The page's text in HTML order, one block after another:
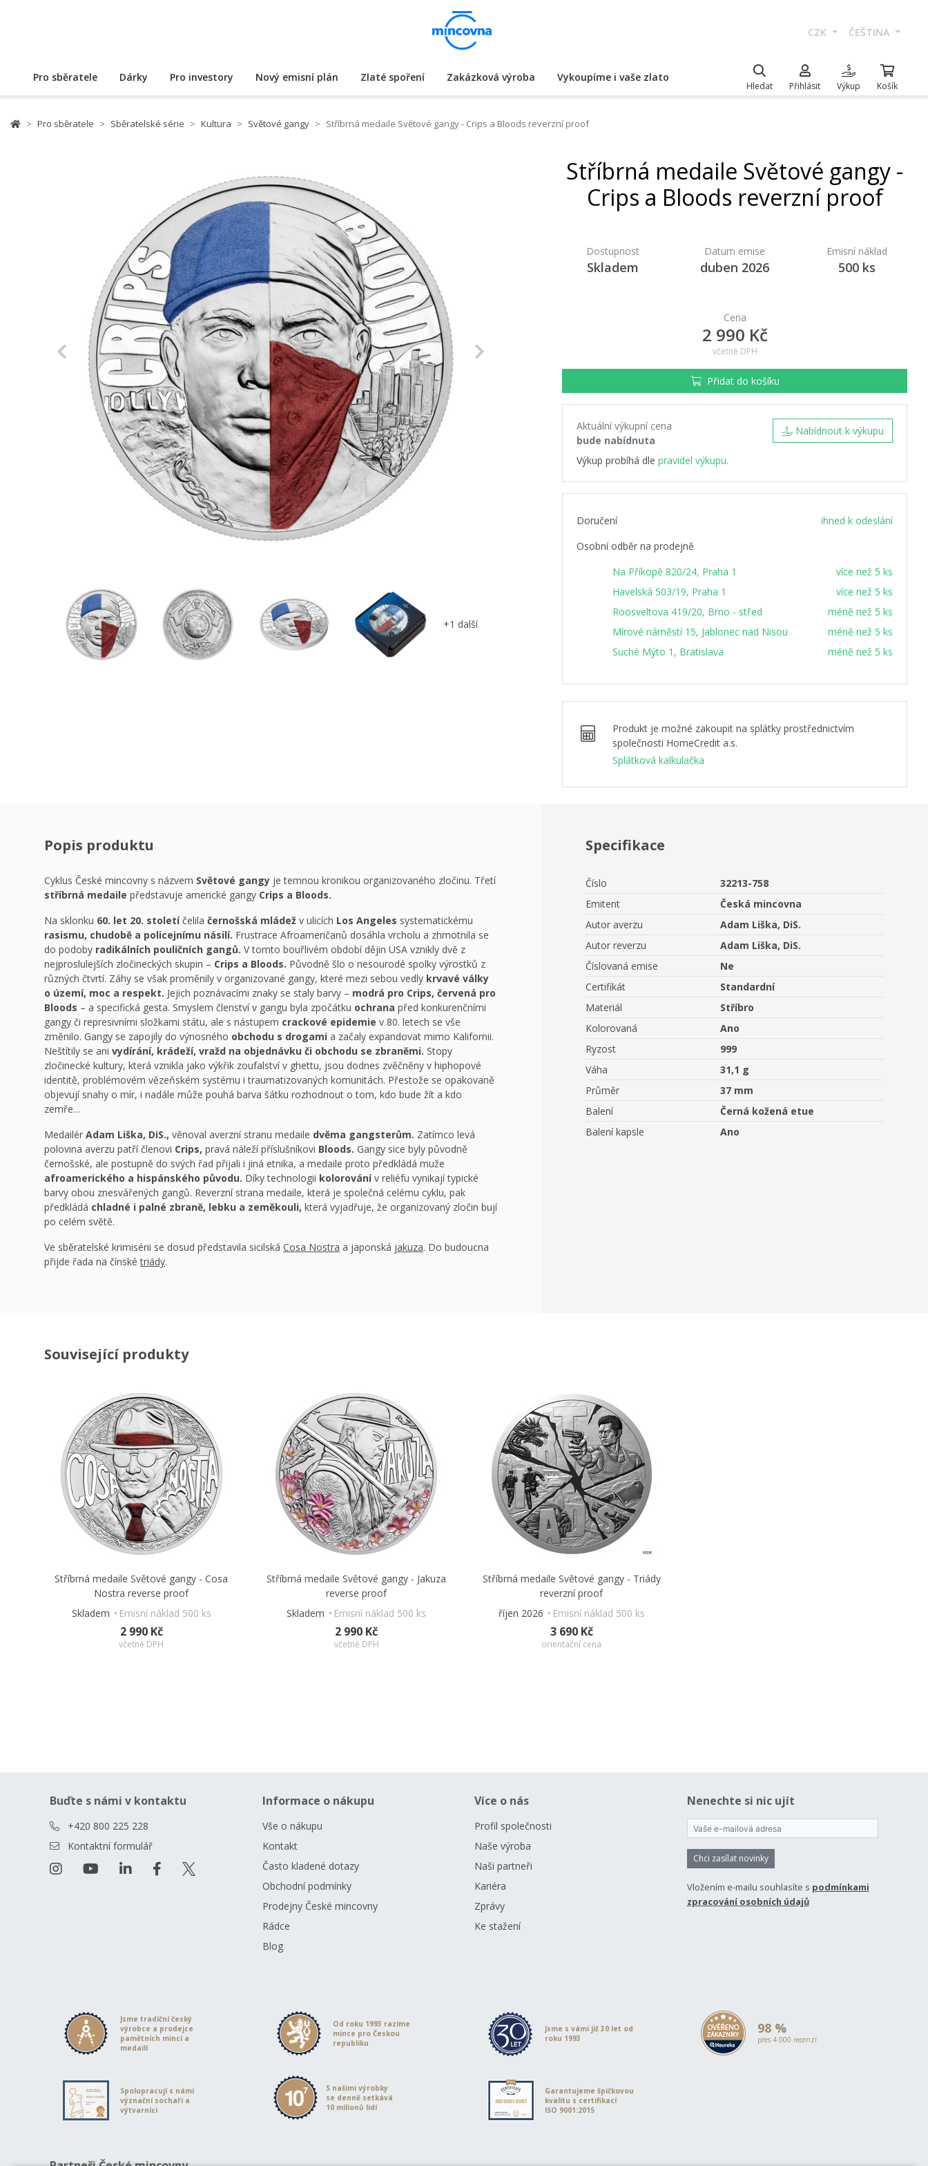
CZK ČEŠTINA
Pro sběratele Dárky Pro investory Nový emisní plán Zlaté spoření Zakázková výroba Vykoupíme i vaše zlato
Hledat Přihlásit Výkup Košík
Pro sběratele Sběratelské série Kultura Světové gangy Stříbrná medaile Světové gangy - Crips a Bloods reverzní proof
Previous
+1 další
Stříbrná medaile Světové gangy -
Crips a Bloods reverzní proof
Dostupnost
Skladem
Datum emise
duben 2026
Emisní náklad
500 ks
Cena
2 990 Kč
včetně DPH
Přidat do košíku
Aktuální výkupní cena
bude nabídnuta
Výkup probíhá dle pravidel výkupu.
Nabídnout k výkupu
Doručení
ihned k odeslání
Osobní odběr na prodejně
Na Příkopě 820/24, Praha 1
více než 5 ks
Havelská 503/19, Praha 1
více než 5 ks
Roosveltova 419/20, Brno - střed
méně než 5 ks
Mírové náměstí 15, Jablonec nad Nisou
méně než 5 ks
Suché Mýto 1, Bratislava
méně než 5 ks
Produkt je možné zakoupit na splátky prostřednictvím
společnosti HomeCredit a.s.
Splátková kalkulačka
Popis produktu
Cyklus České mincovny s názvem Světové gangy je temnou kronikou organizovaného zločinu. Třetí
stříbrná medaile představuje americké gangy Crips a Bloods.
Na sklonku 60. let 20. stoletíčelila černošská mládež v ulicích Los Angeles systematickému
rasismu, chudobě a policejnímu násilí. Frustrace Afroameričanů dosáhla vrcholu a zhmotnila se
do podoby radikálních pouličních gangů. V tomto bouřlivém období dějin USA vznikly dvě z
nejproslulejších zločineckých skupin – Crips a Bloods. Původně šlo o nesourodé spolky výrostků z
různých čtvrtí. Záhy se však proměnily v organizované gangy, které mezi sebou vedly krvavé války
o území, moc a respekt. Jejich poznávacími znaky se staly barvy – modrá pro Crips, červená pro
Bloods – a specifická gesta. Smyslem členství v gangu byla zpočátku ochrana před konkurenčními
gangy či represivními složkami státu, ale s nástupem crackové epidemie v 80. letech se vše
změnilo. Gangy se zapojily do výnosného obchodu s drogami a začaly expandovat mimo Kalifornii.
Neštítily se ani vydírání, krádeží, vražd na objednávku či obchodu se zbraněmi. Stopy
zločinecké kultury, která vznikla jako výkřik zoufalství v ghettu, jsou dodnes zvěčněny v hiphopové
identitě, problémovém vězeňském systému i traumatizovaných komunitách. Přestože se opakovaně
objevují snahy o mír, i nadále může pouhá barva šátku rozhodnout o tom, kdo bude žít a kdo
zemře…
Medailér Adam Liška, DiS., věnoval averzní stranu medaile dvěma gangsterům. Zatímco levá
polovina averzu patří členovi Crips, pravá náleží příslušníkovi Bloods. Gangy sice byly původně
černošské, ale postupně do svých řad přijali i jiná etnika, a medaile proto předkládá muže
afroamerického a hispánského původu. Díky technologii kolorovánív reliéfu vynikají typické
barvy obou znesvářených gangů. Reverzní strana medaile, která je společná celému cyklu, pak
předkládá chladné i palné zbraně, lebku a zeměkouli, která vyjadřuje, že organizovaný zločin bují
po celém světě.
Ve sběratelské krimisérii se dosud představila sicilská Cosa Nostra a japonská jakuza. Do budoucna
přijde řada na čínskétriády.
Specifikace
Číslo
32213-758
Emitent
Česká mincovna
Autor averzu
Adam Liška, DiS.
Autor reverzu
Adam Liška, DiS.
Číslovaná emise
Ne
Certifikát
Standardní
Materiál
Stříbro
Kolorovaná
Ano
Ryzost
999
Váha
31,1 g
Průměr
37 mm
Balení
Černá kožená etue
Balení kapsle
Ano
Související produkty
Stříbrná medaile Světové gangy - Cosa
Nostra reverse proof
Skladem
Emisní náklad 500 ks
2 990 Kč
včetně DPH
Stříbrná medaile Světové gangy - Jakuza
reverse proof
Skladem
Emisní náklad 500 ks
2 990 Kč
včetně DPH
Stříbrná medaile Světové gangy - Triády
reverzní proof
říjen 2026
Emisní náklad 500 ks
3 690 Kč
orientační cena
Buďte s námi v kontaktu
+420 800 225 228
Kontaktní formulář
Informace o nákupu
Vše o nákupu
Kontakt
Často kladené dotazy
Obchodní podmínky
Prodejny České mincovny
Rádce
Blog
Více o nás
Profil společnosti
Naše výroba
Naši partneři
Kariéra
Zprávy
Ke stažení
Nenechte si nic ujít
Chci zasílat novinky
Vložením e-mailu souhlasíte s podmínkami
zpracování osobních údajů
Jsme tradiční český
výrobce a prodejce
pamětních mincí a
medailí
Od roku 1993 razíme
mince pro Českou
republiku
Jsme s vámi již 30 let od
roku 1993
98 %
přes 4 000 recenzí
Spolupracují s námi
význační sochaři a
výtvarníci
S našimi výrobky
se denně setkává
10 milionů lidí
Garantujeme špičkovou
kvalitu s certifikací
ISO 9001:2015